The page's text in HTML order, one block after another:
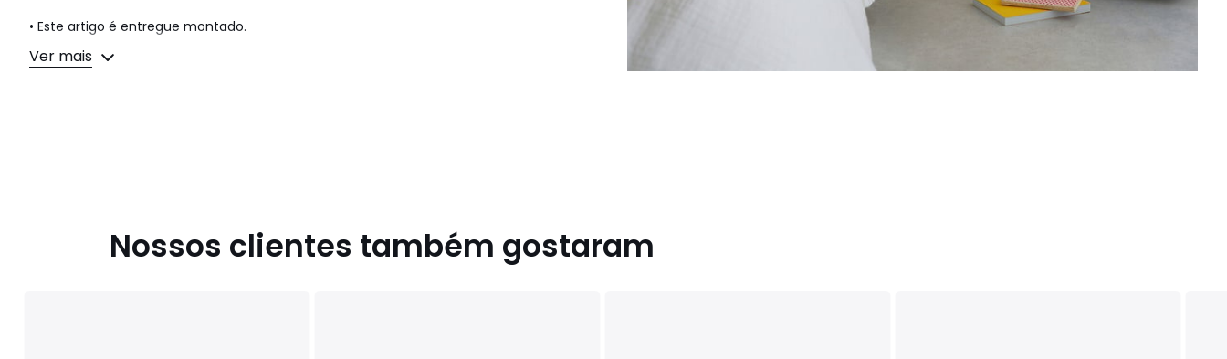
• Este artigo é entregue montado.
Dimensões e peso das embalagens
Ver mais
Nossos clientes também gostaram